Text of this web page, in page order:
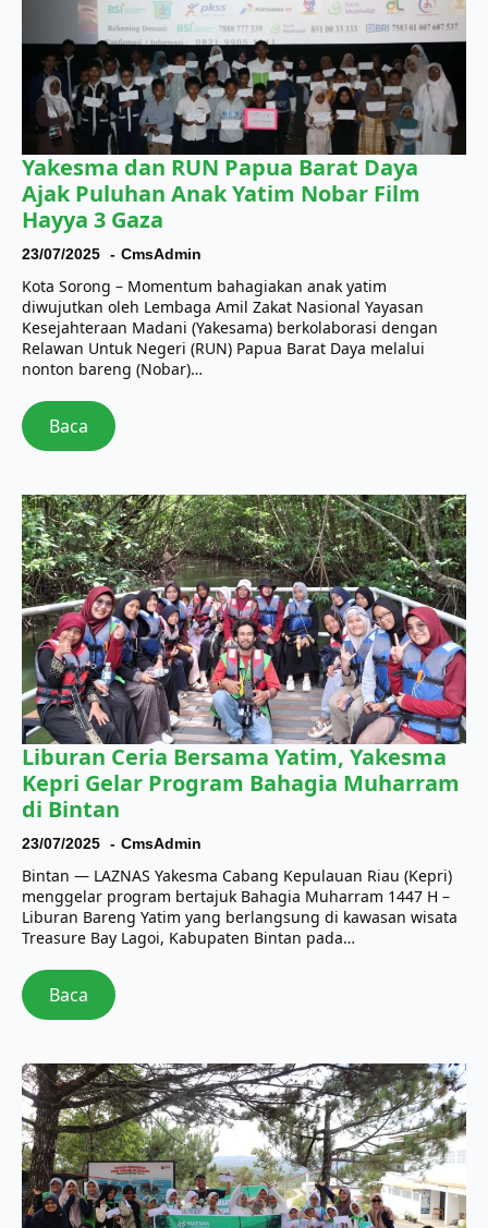
Yakesma dan RUN Papua Barat Daya
Ajak Puluhan Anak Yatim Nobar Film
Hayya 3 Gaza
23/07/2025 CmsAdmin
Kota Sorong – Momentum bahagiakan anak yatim
diwujutkan oleh Lembaga Amil Zakat Nasional Yayasan
Kesejahteraan Madani (Yakesama) berkolaborasi dengan
Relawan Untuk Negeri (RUN) Papua Barat Daya melalui
nonton bareng (Nobar)…
Baca
Liburan Ceria Bersama Yatim, Yakesma
Kepri Gelar Program Bahagia Muharram
di Bintan
23/07/2025 CmsAdmin
Bintan — LAZNAS Yakesma Cabang Kepulauan Riau (Kepri)
menggelar program bertajuk Bahagia Muharram 1447 H –
Liburan Bareng Yatim yang berlangsung di kawasan wisata
Treasure Bay Lagoi, Kabupaten Bintan pada…
Baca